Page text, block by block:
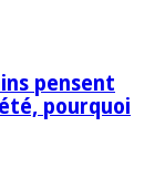
pensent
pourquoi